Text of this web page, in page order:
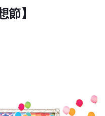
節】